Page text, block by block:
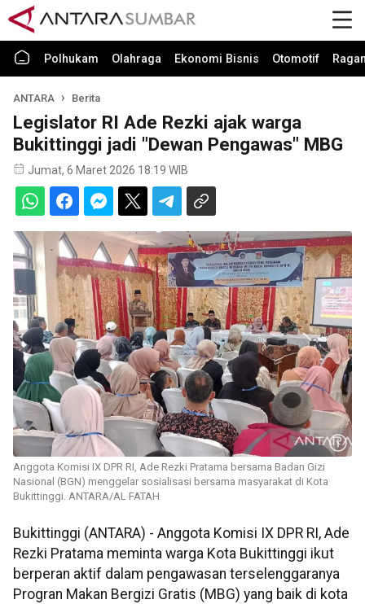
Polhukam Olahraga Ekonomi Bisnis Otomotif
ANTARA Berita
Legislator RI Ade Rezki ajak warga
Bukittinggi jadi "Dewan Pengawas" MBG
Jumat, 6 Maret 2026 18:19 WIB
Anggota Komisi IX DPR RI, Ade Rezki Pratama bersama Badan Gizi
Nasional (BGN) menggelar sosialisasi bersama masyarakat di Kota
Bukittinggi. ANTARA/AL FATAH
Bukittinggi (ANTARA) - Anggota Komisi IX DPR RI, Ade
Rezki Pratama meminta warga Kota Bukittinggi ikut
berperan aktif dalam pengawasan terselenggaranya
Progran Makan Bergizi Gratis (MBG) yang baik di kota